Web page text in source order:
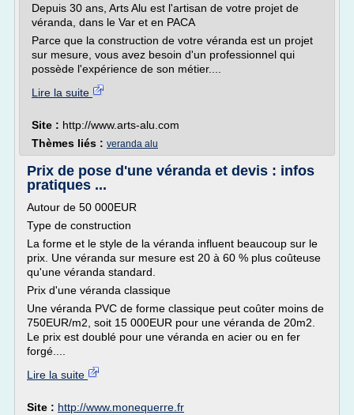
Depuis 30 ans, Arts Alu est l'artisan de votre projet de
véranda, dans le Var et en PACA
Parce que la construction de votre véranda est un projet
sur mesure, vous avez besoin d'un professionnel qui
possède l'expérience de son métier....
Lire la suite
Site : http://www.arts-alu.com
Thèmes liés : veranda alu
Prix de pose d'une véranda et devis : infos
pratiques ...
Autour de 50 000EUR
Type de construction
La forme et le style de la véranda influent beaucoup sur le
prix. Une véranda sur mesure est 20 à 60 % plus coûteuse
qu'une véranda standard.
Prix d'une véranda classique
Une véranda PVC de forme classique peut coûter moins de
750EUR/m2, soit 15 000EUR pour une véranda de 20m2.
Le prix est doublé pour une véranda en acier ou en fer
forgé....
Lire la suite
Site : http://www.monequerre.fr